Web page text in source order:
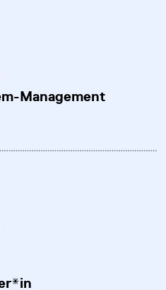
Management